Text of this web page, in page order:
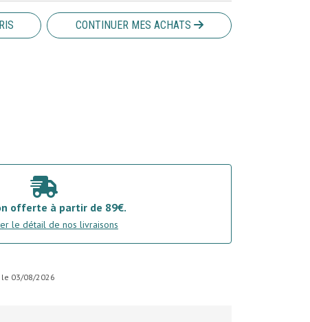
CONTINUER MES ACHATS
offerte à partir de 89€.
le détail de nos livraisons
le 03/08/2026